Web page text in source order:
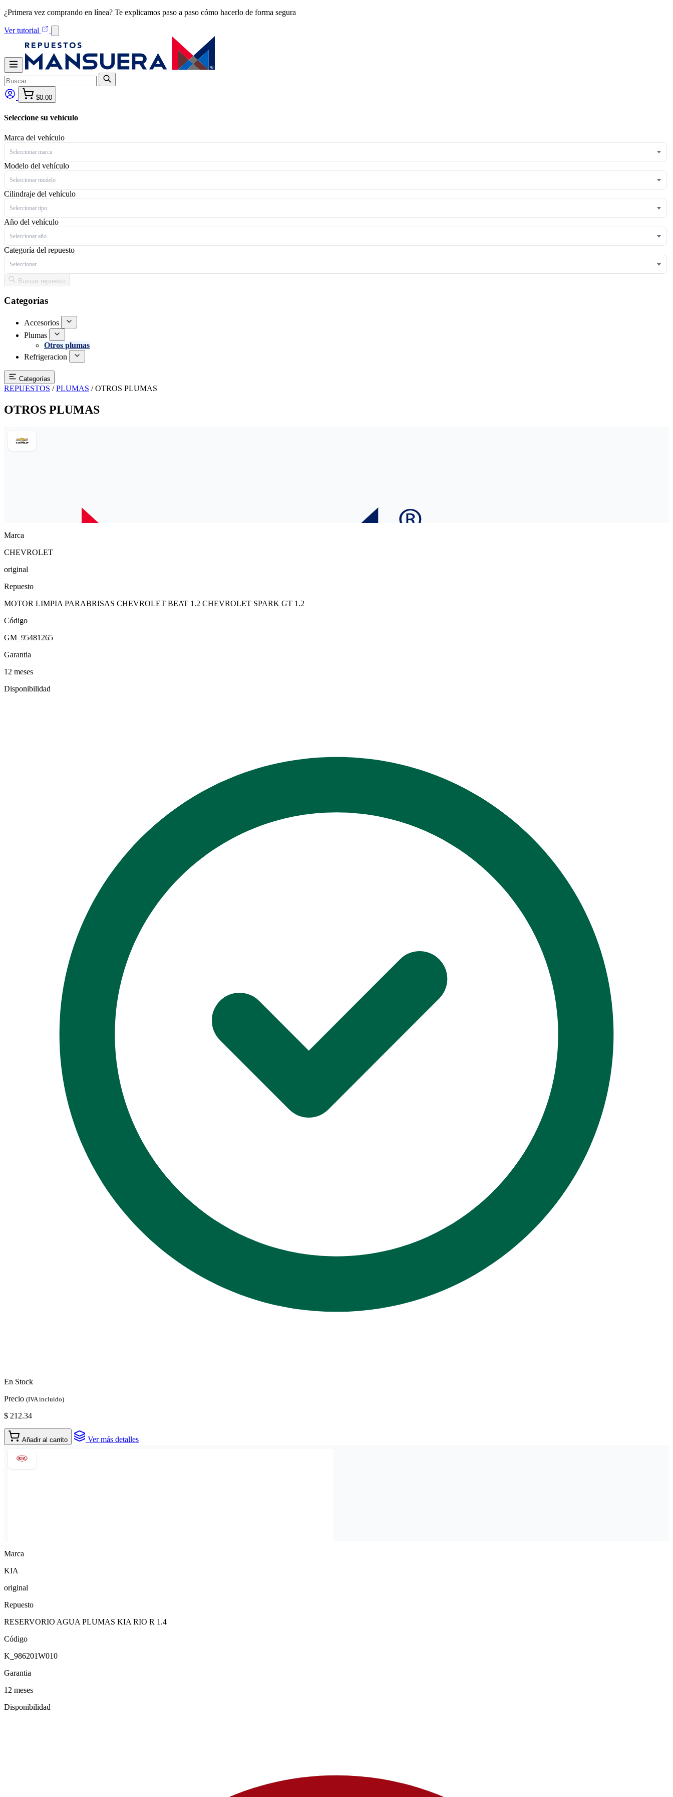
¿Primera vez comprando en línea? Te explicamos paso a paso cómo hacerlo de forma segura
Ver tutorial
$0.00
Seleccione su vehículo
Marca del vehículo
Seleccionar marca
Modelo del vehículo
Seleccionar modelo
Cilindraje del vehículo
Seleccionar tipo
Año del vehículo
Seleccionar año
Categoría del repuesto
Seleccionar
Buscar repuesto
Categorías
Accesorios
Plumas
Otros plumas
Refrigeracion
Categorías
REPUESTOS / PLUMAS / OTROS PLUMAS
OTROS PLUMAS
Marca
CHEVROLET
original
Repuesto
MOTOR LIMPIA PARABRISAS CHEVROLET BEAT 1.2 CHEVROLET SPARK GT 1.2
Código
GM_95481265
Garantia
12 meses
Disponibilidad
En Stock
Precio (IVA incluido)
$ 212.34
Añadir al carrito Ver más detalles
Marca
KIA
original
Repuesto
RESERVORIO AGUA PLUMAS KIA RIO R 1.4
Código
K_986201W010
Garantia
12 meses
Disponibilidad